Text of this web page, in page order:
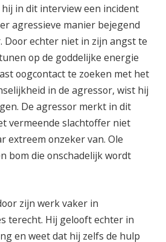
in dit interview een incident
agressieve manier bejegend
Door echter niet in zijn angst te
op de goddelijke energie
oogcontact te zoeken met het
in de agressor, wist hij
De agressor merkt in dit
vermeende slachtoffer niet
extreem onzeker van. Ole
bom die onschadelijk wordt
zijn werk vaker in
terecht. Hij gelooft echter in
en weet dat hij zelfs de hulp